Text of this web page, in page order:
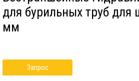
для бурильных труб для
мм
Запрос